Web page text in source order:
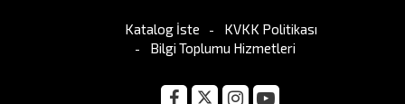
Katalog İste
KVKK Politikası
Bilgi Toplumu Hizmetleri